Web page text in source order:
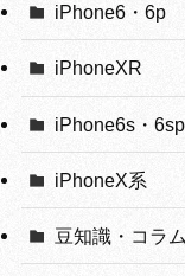
iPhone6・6p
iPhoneXR
iPhone6s・6sp
iPhoneX系
豆知識・コラム